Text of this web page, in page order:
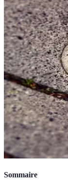
Sommaire